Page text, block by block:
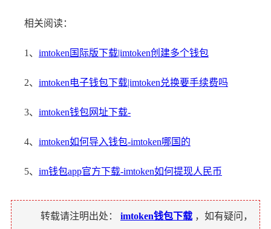
相关阅读：
1、 imtoken国际版下载|imtoken创建多个钱包
2、 imtoken电子钱包下载|imtoken兑换要手续费吗
3、 imtoken钱包网址下载-
4、 imtoken如何导入钱包-imtoken哪国的
5、 im钱包app官方下载-imtoken如何提现人民币
转载请注明出处： imtoken钱包下载 ，如有疑问，